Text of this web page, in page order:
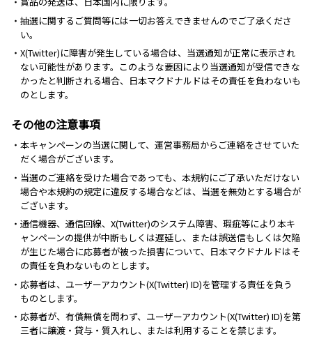
・抽選に関するご質問等には一切お答えできませんのでご了承くださ
い。
・X(Twitter)に障害が発生している場合は、当選通知が正常に表示され
ない可能性があります。このような要因により当選通知が受信できな
かったと判断される場合、日本マクドナルドはその責任を負わないも
のとします。
その他の注意事項
・本キャンペーンの当選に関して、運営事務局からご連絡をさせていた
だく場合がございます。
・当選のご連絡を受けた場合であっても、本規約にご了承いただけない
場合や本規約の規定に違反する場合などは、当選を無効とする場合が
ございます。
・通信機器、通信回線、X(Twitter)のシステム障害、瑕疵等により本キ
ャンペーンの提供が中断もしくは遅延し、または誤送信もしくは欠陥
が生じた場合に応募者が被った損害について、日本マクドナルドはそ
の責任を負わないものとします。
・応募者は、ユーザーアカウント(X(Twitter) ID)を管理する責任を負う
ものとします。
・応募者が、有償無償を問わず、ユーザーアカウント(X(Twitter) ID)を第
三者に譲渡・貸与・質入れし、または利用することを禁じます。